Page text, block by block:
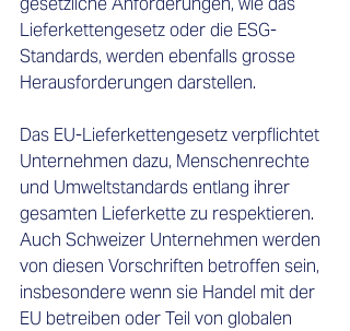
Lieferkettengesetz oder die ESG-
Standards, werden ebenfalls grosse
Herausforderungen darstellen.
Das EU-Lieferkettengesetz verpflichtet
Unternehmen dazu, Menschenrechte
und Umweltstandards entlang ihrer
gesamten Lieferkette zu respektieren.
Auch Schweizer Unternehmen werden
von diesen Vorschriften betroffen sein,
insbesondere wenn sie Handel mit der
EU betreiben oder Teil von globalen